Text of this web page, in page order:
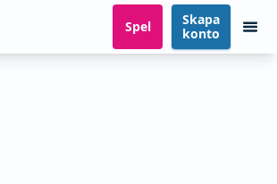
Spel
Skapa
konto